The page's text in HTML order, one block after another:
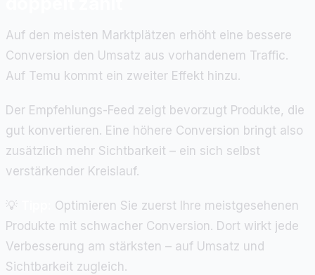
Auf den meisten Marktplätzen erhöht eine bessere
Conversion den Umsatz aus vorhandenem Traffic.
Auf Temu kommt ein zweiter Effekt hinzu.
Der Empfehlungs-Feed zeigt bevorzugt Produkte, die
gut konvertieren. Eine höhere Conversion bringt also
zusätzlich mehr Sichtbarkeit – ein sich selbst
verstärkender Kreislauf.
💡
Optimieren Sie zuerst Ihre meistgesehenen
Produkte mit schwacher Conversion. Dort wirkt jede
Verbesserung am stärksten – auf Umsatz und
Sichtbarkeit zugleich.